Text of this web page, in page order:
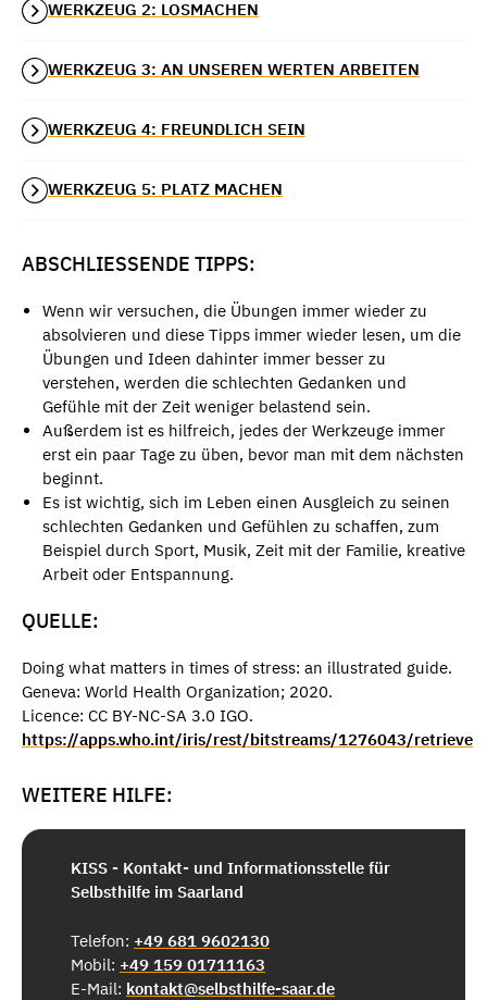
WERKZEUG 2: LOSMACHEN
WERKZEUG 3: AN UNSEREN WERTEN ARBEITEN
WERKZEUG 4: FREUNDLICH SEIN
WERKZEUG 5: PLATZ MACHEN
ABSCHLIESSENDE TIPPS:
Wenn wir versuchen, die Übungen immer wieder zu
absolvieren und diese Tipps immer wieder lesen, um die
Übungen und Ideen dahinter immer besser zu
verstehen, werden die schlechten Gedanken und
Gefühle mit der Zeit weniger belastend sein.
Außerdem ist es hilfreich, jedes der Werkzeuge immer
erst ein paar Tage zu üben, bevor man mit dem nächsten
beginnt.
Es ist wichtig, sich im Leben einen Ausgleich zu seinen
schlechten Gedanken und Gefühlen zu schaffen, zum
Beispiel durch Sport, Musik, Zeit mit der Familie, kreative
Arbeit oder Entspannung.
QUELLE:
Doing what matters in times of stress: an illustrated guide.
Geneva: World Health Organization; 2020.
Licence: CC BY-NC-SA 3.0 IGO.
https://apps.who.int/iris/rest/bitstreams/1276043/retrieve
WEITERE HILFE:
KISS - Kontakt- und Informationsstelle für
Selbsthilfe im Saarland
Telefon: +49 681 9602130
Mobil: +49 159 01711163
E-Mail: kontakt@selbsthilfe-saar.de